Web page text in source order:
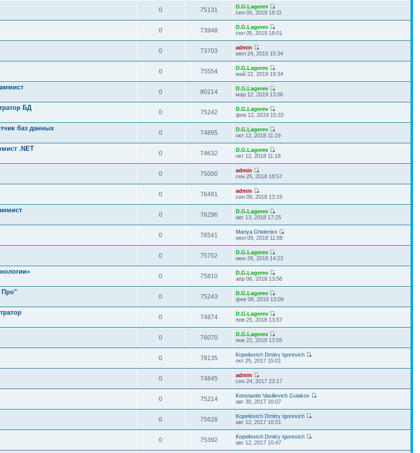
0 75131
D.G.Lagerev
сен 05, 2019 18:11
0 73948
D.G.Lagerev
сен 05, 2019 18:01
0 73703
admin
июл 24, 2019 15:34
0 75554
D.G.Lagerev
май 22, 2019 19:34
0 80214
D.G.Lagerev
мар 12, 2019 13:06
БД
0 75242
D.G.Lagerev
фев 12, 2019 15:33
баз данных
0 74895
D.G.Lagerev
окт 12, 2018 11:19
.NET
0 74632
D.G.Lagerev
окт 12, 2018 11:18
0 75000
admin
сен 25, 2018 18:57
0 76481
admin
сен 09, 2018 13:19
0 76296
D.G.Lagerev
авг 13, 2018 17:25
0 76541
Mariya Ghidenko
июл 09, 2018 11:08
0 75752
D.G.Lagerev
июн 26, 2018 14:23
0 75810
D.G.Lagerev
апр 06, 2018 13:58
Про"
0 75243
D.G.Lagerev
фев 08, 2018 13:09
0 74874
D.G.Lagerev
янв 25, 2018 13:57
0 76070
D.G.Lagerev
янв 22, 2018 13:55
0 78135
Kopeliovich Dmitry Igorevich
окт 25, 2017 15:01
0 74845
admin
сен 24, 2017 23:17
0 75214
Konstantin Vasilievich Gulakov
авг 30, 2017 10:07
0 75628
Kopeliovich Dmitry Igorevich
авг 12, 2017 10:51
0 75392
Kopeliovich Dmitry Igorevich
авг 12, 2017 10:47